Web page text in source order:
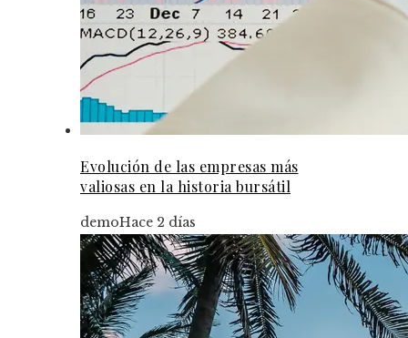
Evolución de las empresas más
valiosas en la historia bursátil
demoHace 2 días